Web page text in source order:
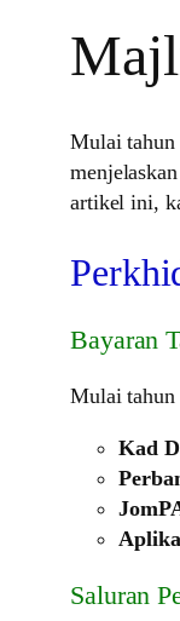
Mulai tahun
artikel ini,
Bayaran
Mulai tahun
Kad
Saluran